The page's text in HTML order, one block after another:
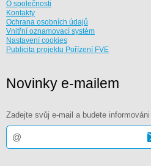
O společnosti
Kontakty
Ochrana osobních údajů
Vnitřní oznamovací systém
Nastavení cookies
Publicita projektu Pořízení FVE
Novinky e-mailem
Zadejte svůj e-mail a budete